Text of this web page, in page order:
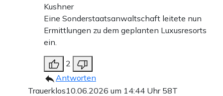
Kushner
Eine Sonderstaatsanwaltschaft leitete nun
Ermittlungen zu dem geplanten Luxusresorts
ein.
2
Antworten
Trauerklos10.06.2026 um 14:44 Uhr 58T